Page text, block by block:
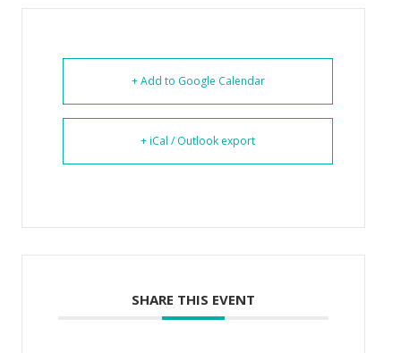
+ Add to Google Calendar
+ iCal / Outlook export
SHARE THIS EVENT